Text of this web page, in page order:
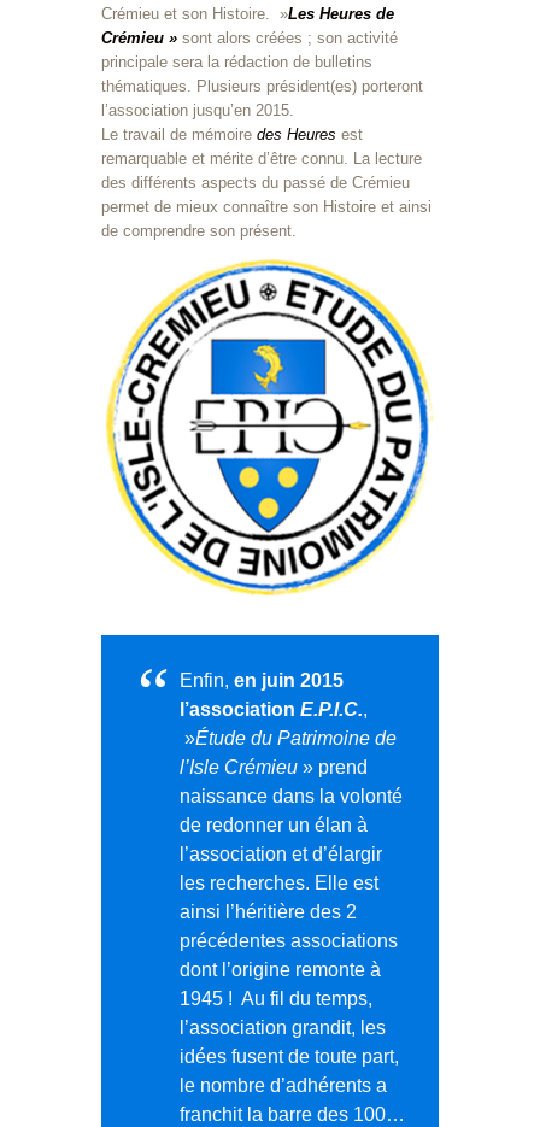
Crémieu et son Histoire. »Les Heures de
Crémieu » sont alors créées ; son activité
principale sera la rédaction de bulletins
thématiques. Plusieurs président(es) porteront
l’association jusqu’en 2015.
Le travail de mémoire des Heures est
remarquable et mérite d’être connu. La lecture
des différents aspects du passé de Crémieu
permet de mieux connaître son Histoire et ainsi
de comprendre son présent.
Enfin, en juin 2015
l’association E.P.I.C.,
»Étude du Patrimoine de
l’Isle Crémieu » prend
naissance dans la volonté
de redonner un élan à
l’association et d’élargir
les recherches. Elle est
ainsi l’héritière des 2
précédentes associations
dont l’origine remonte à
1945 ! Au fil du temps,
l’association grandit, les
idées fusent de toute part,
le nombre d’adhérents a
franchit la barre des 100…